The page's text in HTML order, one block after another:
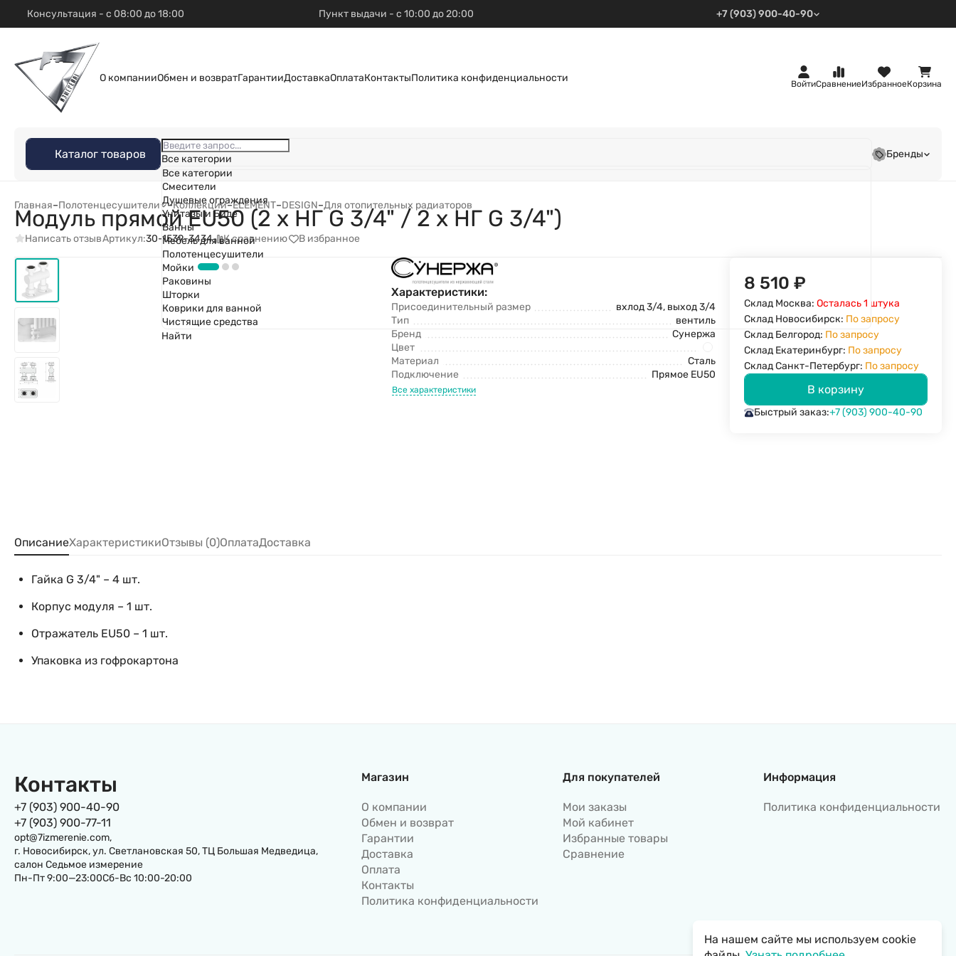
Консультация - с 08:00 до 18:00 Пункт выдачи - с 10:00 до 20:00 +7 (903) 900-40-90
О компанииОбмен и возвратГарантииДоставкаОплатаКонтактыПолитика конфиденциальности
ВойтиСравнениеИзбранноеКорзина
Каталог товаров
Все категории
Все категории
Смесители
Душевые ограждения
Унитазы и Биде
Ванны
Мебель для ванной
Полотенцесушители
Мойки
Раковины
Шторки
Коврики для ванной
Чистящие средства
Найти
Бренды
Главная–Полотенцесушители –Коллекции–ELEMENT–DESIGN–Для отопительных радиаторов
Модуль прямой EU50 (2 х НГ G 3/4" / 2 х НГ G 3/4")
Написать отзывАртикул:30-1539-3434 К сравнению В избранное
Характеристики:
Присоединительный размер
вхлод 3/4, выход 3/4
Тип
вентиль
Бренд
Сунержа
Цвет
Материал
Сталь
Подключение
Прямое EU50
Все характеристики
8 510₽
Склад Москва:Осталась 1 штука
Склад Новосибирск: По запросу
Склад Белгород: По запросу
Склад Екатеринбург: По запросу
Склад Санкт-Петербург: По запросу
В корзину
Быстрый заказ:+7 (903) 900-40-90
ОписаниеХарактеристикиОтзывы (0)ОплатаДоставка
Гайка G 3/4" – 4 шт.
Корпус модуля – 1 шт.
Отражатель EU50 – 1 шт.
Упаковка из гофрокартона
Контакты
+7 (903) 900-40-90
+7 (903) 900-77-11
opt@7izmerenie.com,
г. Новосибирск, ул. Светлановская 50, ТЦ Большая Медведица,
салон Седьмое измерение
Пн-Пт 9:00—23:00Сб-Вс 10:00-20:00
Магазин
О компании
Обмен и возврат
Гарантии
Доставка
Оплата
Контакты
Политика конфиденциальности
Для покупателей
Мои заказы
Мой кабинет
Избранные товары
Сравнение
Информация
Политика конфиденциальности
На нашем сайте мы используем cookie